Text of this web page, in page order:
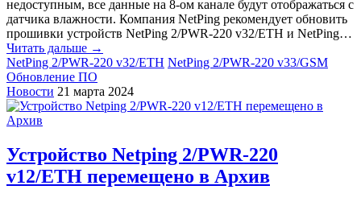
недоступным, все данные на 8-ом канале будут отображаться с
датчика влажности. Компания NetPing рекомендует обновить
прошивки устройств NetPing 2/PWR-220 v32/ETH и NetPing…
Читать дальше →
NetPing 2/PWR-220 v32/ETH NetPing 2/PWR-220 v33/GSM
Обновление ПО
Новости 21 марта 2024
Устройство Netping 2/PWR-220
v12/ETH перемещено в Архив